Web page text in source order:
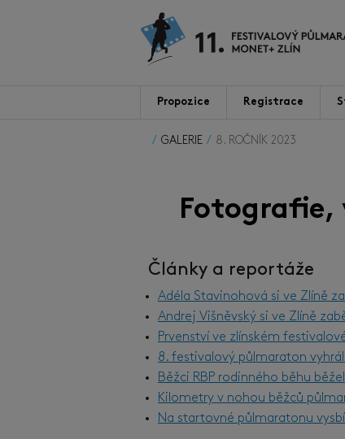
Propozice Registrace
GALERIE 8. ROČNÍK 2023
Fotografie,
Články a reportáže
Adéla Stavinohová si ve Zlíně
Andrej Višněvský si ve Zlíně
Prvenství ve zlínském
8. festivalový půlmaraton
Běžci RBP rodinného běhu
Kilometry v nohou běžců
Na startovné půlmaratonu